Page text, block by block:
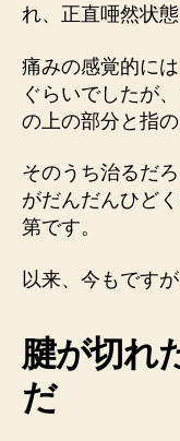
れ、正直唖然状態
痛みの感覚的に
ぐらいでしたが
の上の部分と指
そのうち治るだ
がだんだんひど
第です。
以来、今もです
腱が切れ
だ